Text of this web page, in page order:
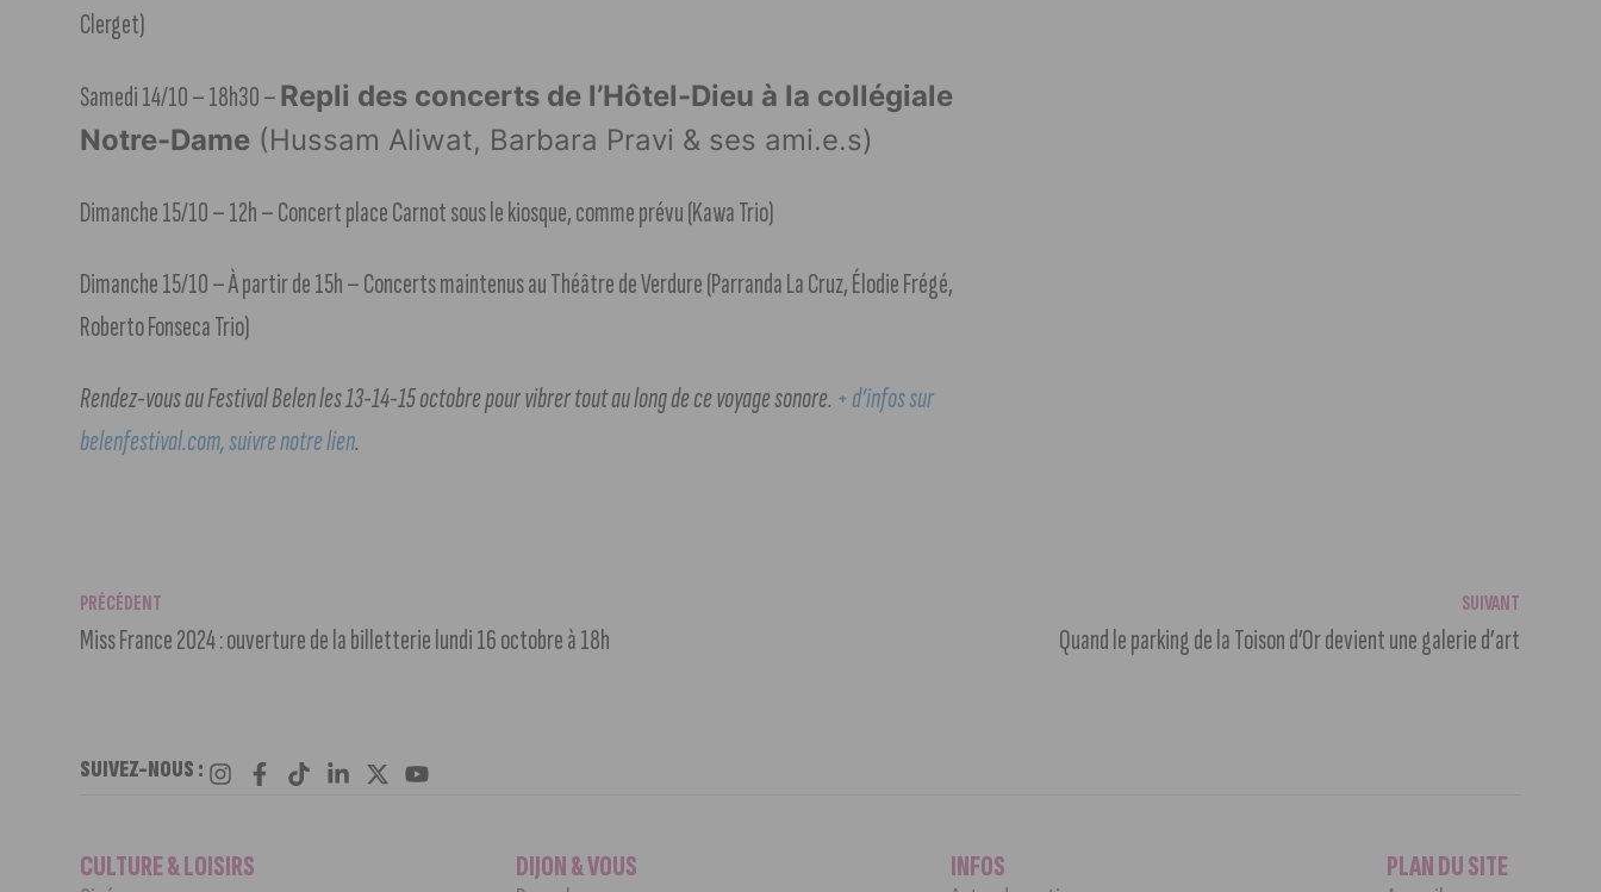
Clerget)
Samedi 14/10 – 18h30 –Repli des concerts de l’Hôtel-Dieu à la collégiale
Notre-Dame (Hussam Aliwat, Barbara Pravi & ses ami.e.s)
Dimanche 15/10 – 12h – Concert place Carnot sous le kiosque, comme prévu (Kawa Trio)
Dimanche 15/10 – À partir de 15h – Concerts maintenus au Théâtre de Verdure (Parranda La Cruz, Élodie Frégé,
Roberto Fonseca Trio)
Rendez-vous au Festival Belen les 13-14-15 octobre pour vibrer tout au long de ce voyage sonore. + d’infos sur
belenfestival.com, suivre notre lien.
PRÉCÉDENT
Miss France 2024 : ouverture de la billetterie lundi 16 octobre à 18h
SUIVANT
Quand le parking de la Toison d’Or devient une galerie d’art
SUIVEZ-NOUS :
CULTURE & LOISIRS
DIJON & VOUS
INFOS
PLAN DU SITE